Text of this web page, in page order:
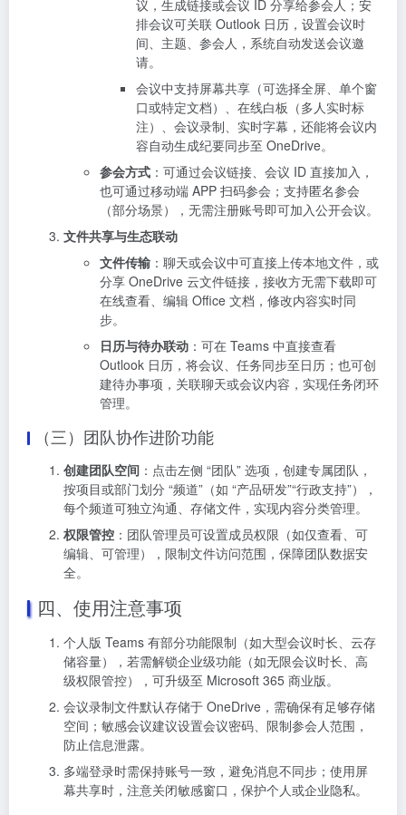
议，生成链接或会议 ID 分享给参会人；安
排会议可关联 Outlook 日历，设置会议时
间、主题、参会人，系统自动发送会议邀
请。
会议中支持屏幕共享（可选择全屏、单个窗
口或特定文档）、在线白板（多人实时标
注）、会议录制、实时字幕，还能将会议内
容自动生成纪要同步至 OneDrive。
参会方式 ：可通过会议链接、会议 ID 直接加入，
也可通过移动端 APP 扫码参会；支持匿名参会
（部分场景），无需注册账号即可加入公开会议。
文件共享与生态联动
文件传输 ：聊天或会议中可直接上传本地文件，或
分享 OneDrive 云文件链接，接收方无需下载即可
在线查看、编辑 Office 文档，修改内容实时同
步。
日历与待办联动 ：可在 Teams 中直接查看
Outlook 日历，将会议、任务同步至日历；也可创
建待办事项，关联聊天或会议内容，实现任务闭环
管理。
（三）团队协作进阶功能
创建团队空间 ：点击左侧 “团队” 选项，创建专属团队，
按项目或部门划分 “频道”（如 “产品研发”“行政支持”），
每个频道可独立沟通、存储文件，实现内容分类管理。
权限管控 ：团队管理员可设置成员权限（如仅查看、可
编辑、可管理），限制文件访问范围，保障团队数据安
全。
四、使用注意事项
个人版 Teams 有部分功能限制（如大型会议时长、云存
储容量），若需解锁企业级功能（如无限会议时长、高
级权限管控），可升级至 Microsoft 365 商业版。
会议录制文件默认存储于 OneDrive，需确保有足够存储
空间；敏感会议建议设置会议密码、限制参会人范围，
防止信息泄露。
多端登录时需保持账号一致，避免消息不同步；使用屏
幕共享时，注意关闭敏感窗口，保护个人或企业隐私。